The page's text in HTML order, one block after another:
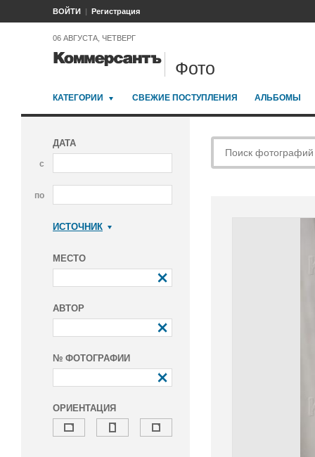
ВОЙТИ Регистрация
06 АВГУСТА, ЧЕТВЕРГ
Фото
КАТЕГОРИИ СВЕЖИЕ ПОСТУПЛЕНИЯ АЛЬБОМЫ
ДАТА
с
по
ИСТОЧНИК
МЕСТО
АВТОР
№ ФОТОГРАФИИ
ОРИЕНТАЦИЯ